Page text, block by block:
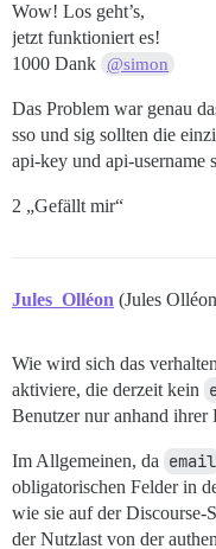
Wow! Los geht’s,
jetzt funktioniert es!
1000 Dank @simon
Das Problem war genau
sso und sig sollten die
api-key und api-username
2 „Gefällt mir“
Jules_Olléon (Jules
Wie wird sich das
aktiviere, die derzeit kein
Benutzer nur anhand ihrer
Im Allgemeinen, da email
obligatorischen Felder in
wie sie auf der Discourse-
der Nutzlast von der